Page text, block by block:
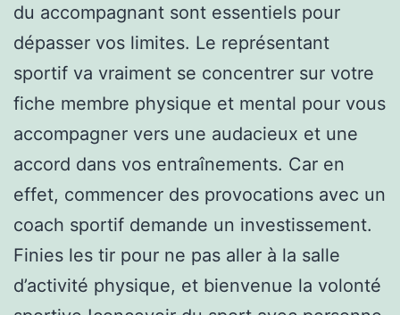
du accompagnant sont essentiels pour
dépasser vos limites. Le représentant
sportif va vraiment se concentrer sur votre
fiche membre physique et mental pour vous
accompagner vers une audacieux et une
accord dans vos entraînements. Car en
effet, commencer des provocations avec un
coach sportif demande un investissement.
Finies les tir pour ne pas aller à la salle
d’activité physique, et bienvenue la volonté